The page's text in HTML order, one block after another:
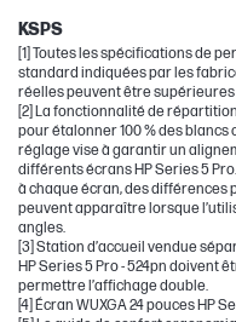
KSPS
[1] Toutes les spécifications de
standard indiquées par les
réelles peuvent être
[2] La fonctionnalité de
pour étalonner 100 % des blancs
réglage vise à garantir un
différents écrans HP Series 5
à chaque écran, des différences
peuvent apparaître lorsque
angles.
[3] Station d’accueil vendue
HP Series 5 Pro - 524pn doivent
permettre l’affichage double.
[4] Écran WUXGA 24 pouces HP